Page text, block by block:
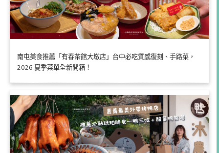
南屯美食推薦「有春茶館大墩店」台中必吃質感復刻、手路菜，
2026 夏季菜單全新開箱！